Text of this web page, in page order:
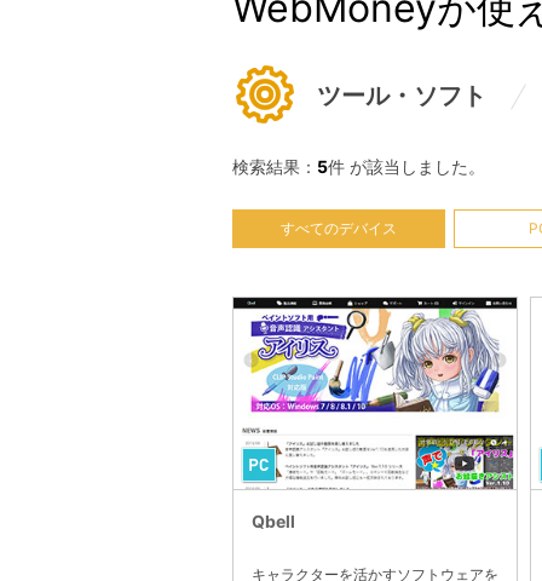
ツール・ソフト
検索結果： 5件 が該当しました。
すべてのデバイス
Qbell
キャラクターを活かすソフトウェアを